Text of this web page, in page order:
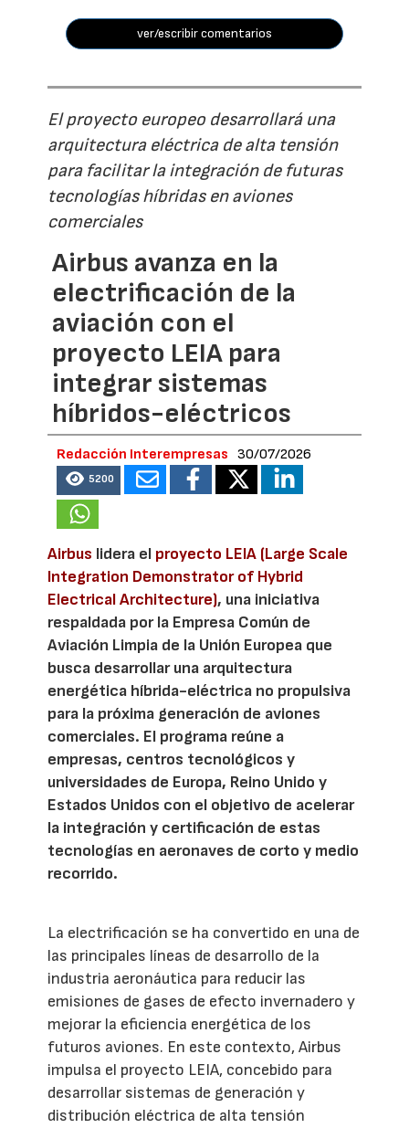
ver/escribir comentarios
El proyecto europeo desarrollará una
arquitectura eléctrica de alta tensión
para facilitar la integración de futuras
tecnologías híbridas en aviones
comerciales
Airbus avanza en la
electrificación de la
aviación con el
proyecto LEIA para
integrar sistemas
híbridos-eléctricos
Redacción Interempresas 30/07/2026
5200
Airbus lidera el proyecto LEIA (Large Scale
Integration Demonstrator of Hybrid
Electrical Architecture), una iniciativa
respaldada por la Empresa Común de
Aviación Limpia de la Unión Europea que
busca desarrollar una arquitectura
energética híbrida-eléctrica no propulsiva
para la próxima generación de aviones
comerciales. El programa reúne a
empresas, centros tecnológicos y
universidades de Europa, Reino Unido y
Estados Unidos con el objetivo de acelerar
la integración y certificación de estas
tecnologías en aeronaves de corto y medio
recorrido.
La electrificación se ha convertido en una de
las principales líneas de desarrollo de la
industria aeronáutica para reducir las
emisiones de gases de efecto invernadero y
mejorar la eficiencia energética de los
futuros aviones. En este contexto, Airbus
impulsa el proyecto LEIA, concebido para
desarrollar sistemas de generación y
distribución eléctrica de alta tensión